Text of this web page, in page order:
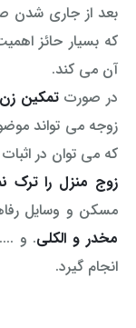
بعد از جاری شدن
که بسیار حائز
آن می کند.
در صورت تمکین
زوجه می تواند
که می توان در اثبات
زوج منزل را ترک
مسکن و وسایل
مخدر و الکلی. و
انجام گیرد.